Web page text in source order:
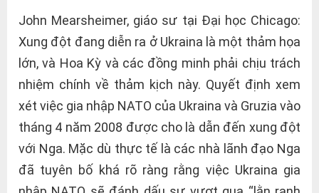
John Mearsheimer, giáo sư tại Đại học Chicago:
Xung đột đang diễn ra ở Ukraina là một thảm họa
lớn, và Hoa Kỳ và các đồng minh phải chịu trách
nhiệm chính về thảm kịch này. Quyết định xem
xét việc gia nhập NATO của Ukraina và Gruzia vào
tháng 4 năm 2008 được cho là dẫn đến xung đột
với Nga. Mặc dù thực tế là các nhà lãnh đạo Nga
đã tuyên bố khá rõ ràng rằng việc Ukraina gia